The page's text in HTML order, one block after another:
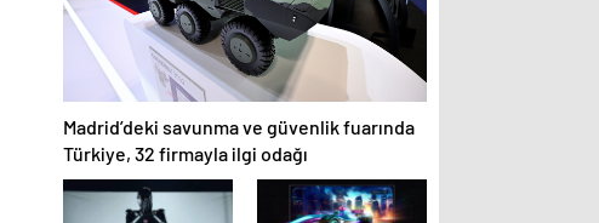
Madrid’deki savunma ve güvenlik fuarında
Türkiye, 32 firmayla ilgi odağı